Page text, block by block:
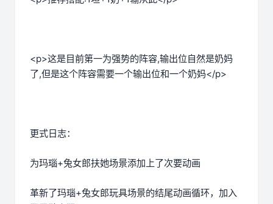
<p>这是目前第一为强势的阵容,输出位自然是奶妈
了,但是这个阵容需要一个输出位和一个奶妈</p>
更式日志：
为玛瑙+兔女郎扶她场景添加上了次要动画
革新了玛瑙+兔女郎玩具场景的结尾动画循环，加入